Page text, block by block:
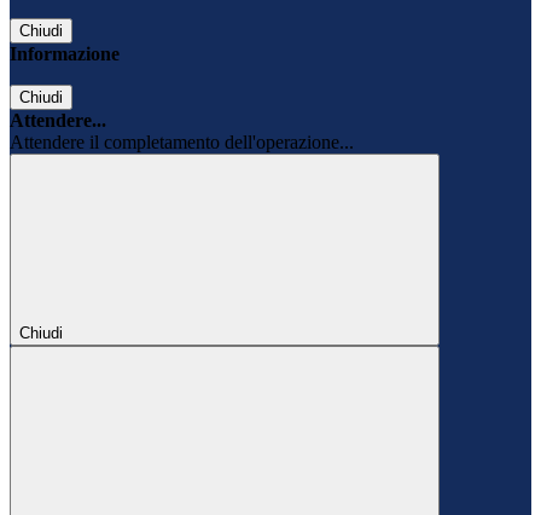
Chiudi
Informazione
Chiudi
Attendere...
Attendere il completamento dell'operazione...
Chiudi